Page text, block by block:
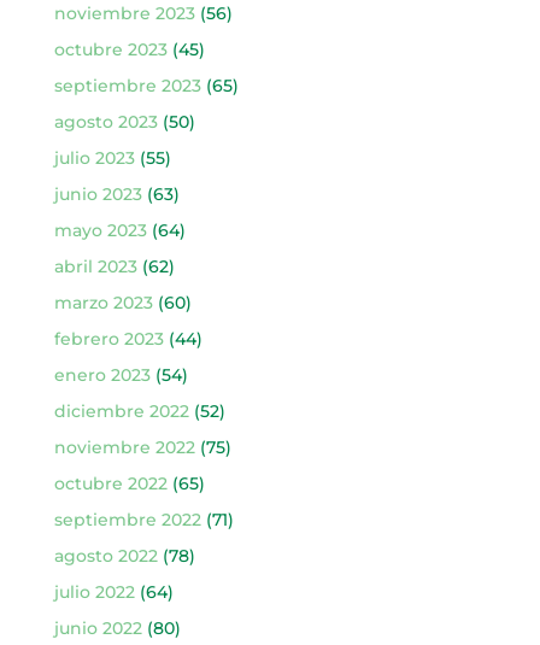
noviembre 2023(56)
octubre 2023(45)
septiembre 2023(65)
agosto 2023(50)
julio 2023(55)
junio 2023(63)
mayo 2023(64)
abril 2023(62)
marzo 2023(60)
febrero 2023(44)
enero 2023(54)
diciembre 2022(52)
noviembre 2022(75)
octubre 2022(65)
septiembre 2022(71)
agosto 2022(78)
julio 2022(64)
junio 2022(80)